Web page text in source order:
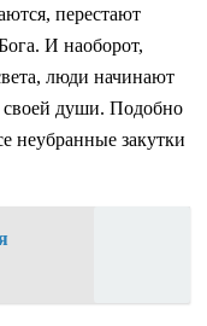
перестают
И наоборот,
люди начинают
своей души. Подобно
неубранные закутки